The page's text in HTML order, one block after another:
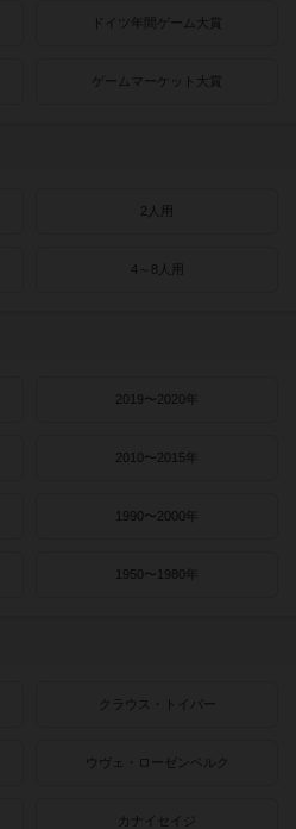
ドイツ年間ゲーム大賞
ゲームマーケット大賞
2人用
4～8人用
2019〜2020年
2010〜2015年
1990〜2000年
1950〜1980年
クラウス・トイバー
ウヴェ・ローゼンベルク
カナイセイジ